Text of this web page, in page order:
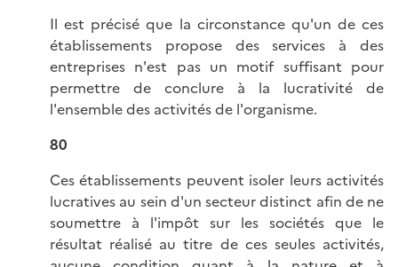
Il est précisé que la circonstance qu'un de ces
établissements propose des services à des
entreprises n'est pas un motif suffisant pour
permettre de conclure à la lucrativité de
l'ensemble des activités de l'organisme.
80
Ces établissements peuvent isoler leurs activités
lucratives au sein d'un secteur distinct afin de ne
soumettre à l'impôt sur les sociétés que le
résultat réalisé au titre de ces seules activités,